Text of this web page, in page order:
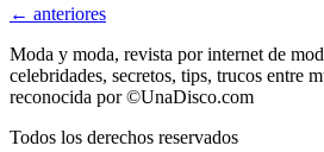
← anteriores
Moda y moda, revista por internet de
celebridades, secretos, tips, trucos entre
reconocida por ©UnaDisco.com
Todos los derechos reservados